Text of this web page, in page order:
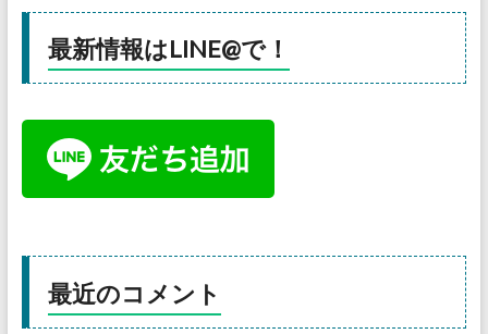
最新情報はLINE@で！
最近のコメント